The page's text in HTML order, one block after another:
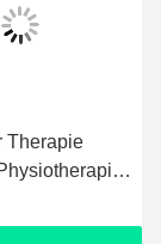
Therapie